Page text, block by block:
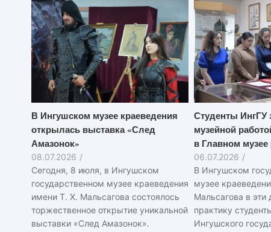
В Ингушском музее краеведения
открылась выставка «След
Амазонок»
08.07.2026 /
Сегодня, 8 июля, в Ингушском
государственном музее краеведения
имени Т. Х. Мальсагова состоялось
торжественное открытие уникальной
выставки «След Амазонок».
Студенты ИнгГУ
музейной
в Главном
06.07.2026 /
В Ингушском
музее
Мальсагова в эти
практику
Ингушского